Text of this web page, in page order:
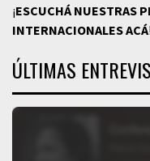
¡ESCUCHÁ NUESTRAS
INTERNACIONALESACÁ!
ÚLTIMAS